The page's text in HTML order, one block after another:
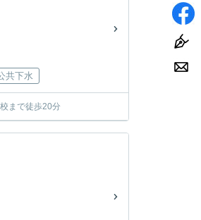
共下水
まで徒歩20分